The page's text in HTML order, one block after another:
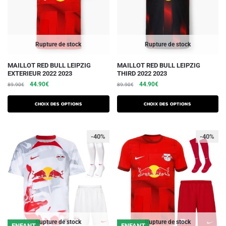
Rupture de stock
MAILLOT RED BULL LEIPZIG
EXTERIEUR 2022 2023
89.90€
Le
initial
était :
44.90€Le
actuel
est :
Choix des options
Ce
produit
a
plusieurs
variations.
options
peuvent
être
choisies
du
Rupture de stock
MAILLOT RED BULL LEIPZIG
THIRD 2022 2023
89.90€
Le
initial
était :
44.90€Le
actuel
est :
Choix des options
Ce
produit
a
plusieurs
variations.
options
peuvent
être
choisies
page
du
Rupture de stock
-40%
Rupture de stock
-40%